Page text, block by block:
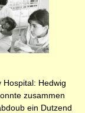
Hedwig
zusammen
ein Dutzend